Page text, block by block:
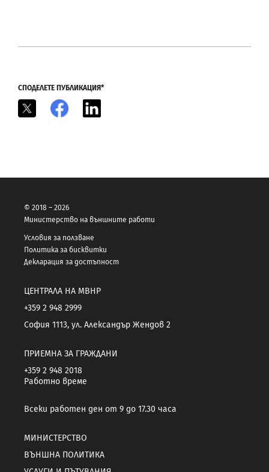
СПОДЕЛЕТЕ ПУБЛИКАЦИЯ*
Facebook
© 2018 – 2026
Министерство на външните работи
Условия за ползване
Политика за бисквитки
Декларация за достъпност
ЦЕНТРАЛА НА МВНР
+359 2 948 2999
София 1113, ул. Александър Жендов 2
ПРИЕМНА ЗА ГРАЖДАНИ
+359 2 948 2018
Работно време
Всеки работен ден от 9 до 17.30 часа
МИНИСТЕРСТВО
ВЪНШНА ПОЛИТИКА